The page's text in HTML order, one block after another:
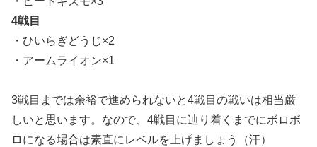
4戦目
・ひいらぎどうじ×2
・アームライオン×1
3戦目までは余裕で進められないと4戦目の戦いは相当厳
しいと思います。なので、4戦目に辿り着くまでにボロボ
ロになる場合は素直にレベルを上げましょう（汗）